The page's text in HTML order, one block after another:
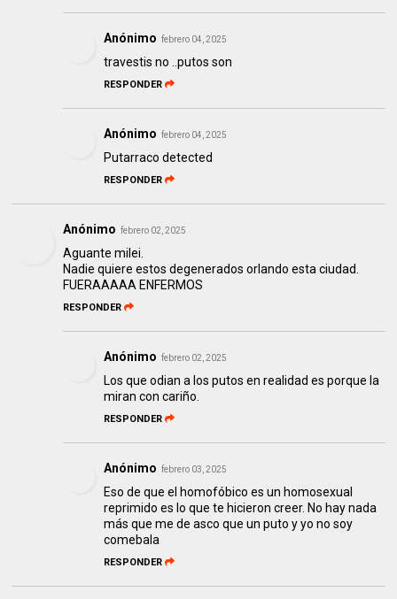
Anónimo febrero 04, 2025
travestis no ..putos son
RESPONDER
Anónimo febrero 04, 2025
Putarraco detected
RESPONDER
Anónimo febrero 02, 2025
Aguante milei.
Nadie quiere estos degenerados orlando esta ciudad.
FUERAAAAA ENFERMOS
RESPONDER
Anónimo febrero 02, 2025
Los que odian a los putos en realidad es porque la
miran con cariño.
RESPONDER
Anónimo febrero 03, 2025
Eso de que el homofóbico es un homosexual
reprimido es lo que te hicieron creer. No hay nada
más que me de asco que un puto y yo no soy
comebala
RESPONDER